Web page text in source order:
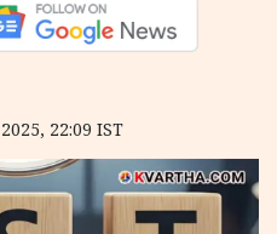
22:09 IST